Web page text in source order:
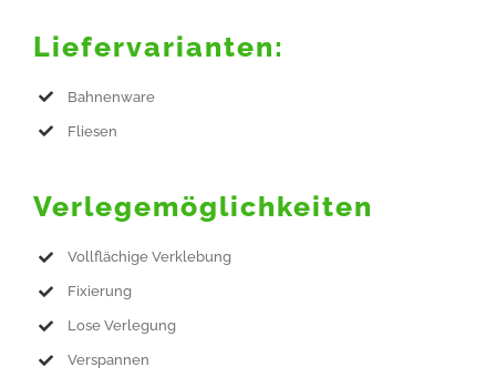
Liefervarianten:
Bahnenware
Fliesen
Verlegemöglichkeiten
Vollflächige Verklebung
Fixierung
Lose Verlegung
Verspannen